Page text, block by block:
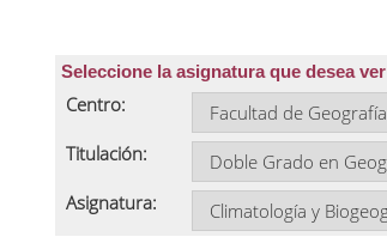
Seleccione la asignatura que desea ver
Centro:
Titulación:
Asignatura: